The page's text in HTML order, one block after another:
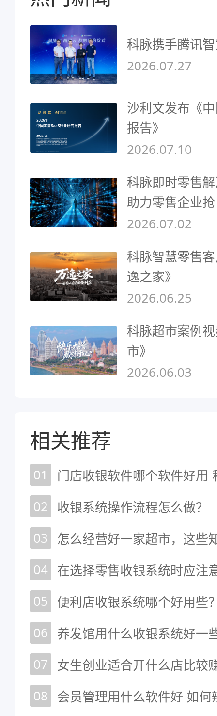
科脉携手腾讯
2026.07.27
沙利文发布《
报告》
2026.07.10
科脉即时零售
助力零售企业
2026.07.02
科脉智慧零售
逸之家》
2026.06.25
科脉超市案例
市》
2026.06.03
相关推荐
01
门店收银软件哪个软件好用
02 收银系统操作流程怎么做？
03
怎么经营好一家超市，这些
04 在选择零售收银系统时应注
05
06 养发馆用什么收银系统好一
07 女生创业适合开什么店比较
08 会员管理用什么软件好 如何